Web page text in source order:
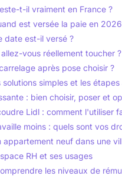
t-il vraiment en France ?
est versée la paie en
date est-il versé ?
vous réellement toucher ?
après pose choisir ?
simples et les étapes
: bien choisir, poser et
Lidl : comment l'utiliser
moins : quels sont vos
appartement neuf dans une
RH et ses usages
les niveaux de